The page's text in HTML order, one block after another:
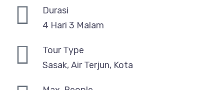
Durasi
4 Hari 3 Malam
Tour Type
Sasak, Air Terjun, Kota